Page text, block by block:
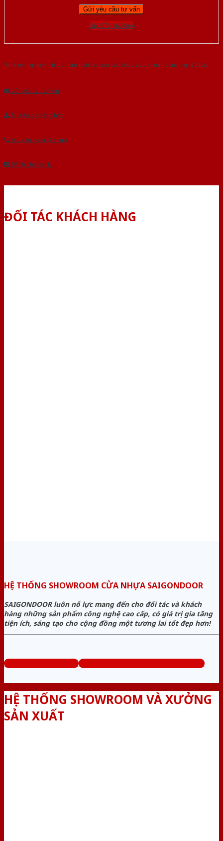
Gọi 0976.169.864
Với kinh nghiệm nhiêu năm nghiên cứu cửa theo tiêu chuẩn công nghệ Châu
Gửi yêu cầu tư vấn
Tải báo giá tổng hợp
Yêu cầu gọi lại (3 phút)
Dành cho đại lý
ĐỐI TÁC KHÁCH HÀNG
HỆ THỐNG SHOWROOM CỬA NHỰA SAIGONDOOR
SAIGONDOOR luôn nỗ lực mang đến cho đối tác và khách
hàng những sản phẩm công nghệ cao cấp, có giá trị gia tăng
tiện ích, sáng tạo cho cộng đồng một tương lai tốt đẹp hơn!
www.bancuanhua.com Tổng đài tư vấn miễn phí: 0824.400.400
HỆ THỐNG SHOWROOM VÀ XƯỞNG
SẢN XUẤT